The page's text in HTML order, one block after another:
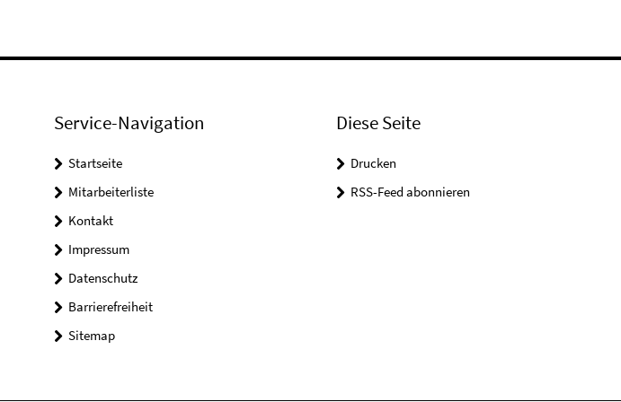
Service-Navigation
Startseite
Mitarbeiterliste
Kontakt
Impressum
Datenschutz
Barrierefreiheit
Sitemap
Diese Seite
Drucken
RSS-Feed abonnieren